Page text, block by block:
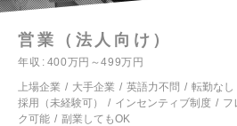
営業（法人向け）
年収
400万円～499万円
上場企業
大手企業 英語力不問 転勤なし
採用（未経験可）
インセンティブ制度 フ
ク可能
副業してもOK